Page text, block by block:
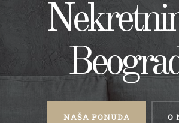
NAŠA PONUDA O